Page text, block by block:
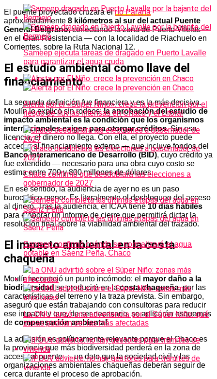
El puente proyectado cruzará elrío Paraná
aproximadamente 8 kilómetros al sur del actual Puente
General Belgrano, conectando la zona de Puerto Vilelas —
en el Gran Resistencia — con la localidad de Riachuelo en
Corrientes, sobre la Ruta Nacional 12.
El estudio ambiental como llave del
financiamiento
La segunda definición fue financiera y es la más decisiva.
Moulín lo explicó sin rodeos:la aprobación del estudio de
impacto ambiental es la condición que los organismos
internacionales exigen para otorgar créditos. Sin esa
licencia, el dinero no llega. Con ella, el proyecto puede
acceder al financiamiento externo — que incluye fondos del
Banco Interamericano de Desarrollo (BID), cuyo crédito ya
fue extendido — necesario para una obra cuyo costo se
estima entre 700 y 800 millones de dólares.
En ese sentido, la audiencia de ayer no es un paso
burocrático menor. Es literalmente el desbloqueo del acceso
al dinero. Tras la audiencia, el ICAA tiene10 días hábiles
para elaborar un informe de cierre que permitirá dictar la
resolución final sobre la viabilidad ambiental del trazado.
El impacto ambiental en la costa
chaqueña
Moulín reconoció un punto incómodo: el mayor daño a la
biodiversidad se producirá en lacosta chaqueña, por las
características del terreno y la traza prevista. Sin embargo,
aseguró que están trabajando con consultoras para reducir
ese impacto y que, de ser necesario, se aplicarán esquemas
de compensación ambiental.
La admisión es políticamente relevante porque el Chaco es
la provincia que más biodiversidad perderá en la zona de
acceso al puente — un dato que la sociedad civil y las
organizaciones ambientales chaqueñas deberán seguir de
cerca durante el proceso de aprobación.
Sameep ejecuta tareas de dragado en Puerto Lavalle
para garantizar el agua cruda
Alerta por el «Súper Niño»: crece la prevención por el
riesgo de lluvias intensas en Chaco y el Litoral
Chaco confirmó que desdoblará las elecciones a
gobernador de 2027
Sameep confirmó cuándo se normalizará el agua
potable en Sáenz Peña, Chaco
La ONU lanzó una advertencia por el Súper Niño: qué
zonas podrían ser las más afectadas